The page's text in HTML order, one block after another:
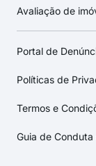
Avaliação de
Portal de
Políticas de
Termos e
Guia de Conduta